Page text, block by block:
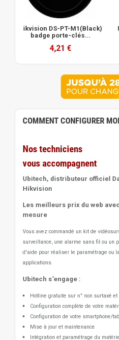
Hikvision DS-PT-M1(Black)
badge porte-clés...
4,21 €
COMMENT CONFIGURER
Nos techniciens
vous accompagnent
Ubitech, distributeur officiel
Hikvision
Les meilleurs prix du web
mesure
Vous avez commandé un kit de
surveillance, une alarme sans fil ou un
d'aide pour réaliser le paramétrage ou
applications.
Ubitech s'engage :
Hotline gratuite sur n° non surtaxé
Configuration complète de votre
Configuration de votre smartphone/
Mise à jour et maintenance
Intégration et paramétrage du